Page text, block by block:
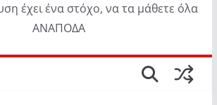
έχει ένα στόχο, να τα μάθετε όλα
ΑΝΑΠΟΔΑ